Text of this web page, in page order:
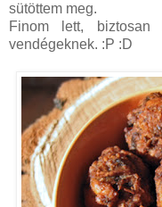
sütöttem meg.
Finom lett,
vendégeknek. :P :D